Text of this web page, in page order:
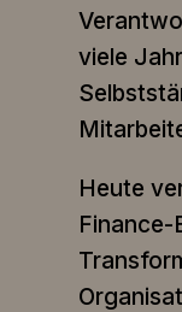
viele
Heute
Finance-